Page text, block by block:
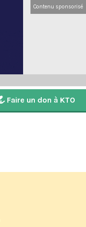
Contenu sponsorisé
Faire un don à KTO